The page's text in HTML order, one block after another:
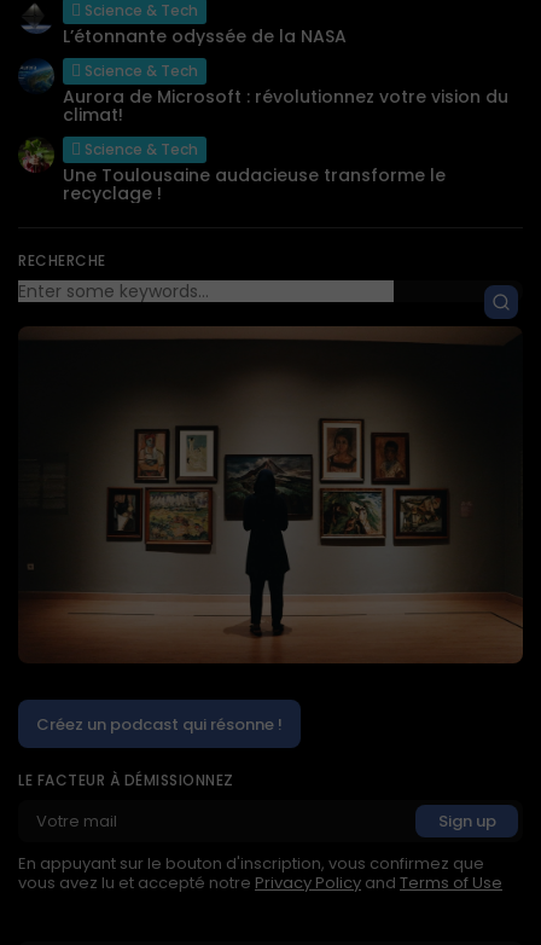
RECHERCHE
Créez un podcast qui résonne !
LE FACTEUR À DÉMISSIONNEZ
En appuyant sur le bouton d'inscription, vous confirmez que
vous avez lu et accepté notre Privacy Policy and Terms of Use
Science & Tech
L’étonnante odyssée de la NASA
Science & Tech
Aurora de Microsoft : révolutionnez votre vision du
climat!
Science & Tech
Une Toulousaine audacieuse transforme le
recyclage !